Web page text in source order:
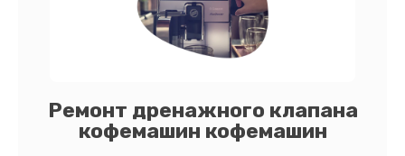
Ремонт дренажного клапана
кофемашин кофемашин